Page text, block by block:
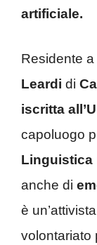
artificiale.
Residente
Leardi di
iscritta
capoluogo
Linguistica
anche di
è
volontariato